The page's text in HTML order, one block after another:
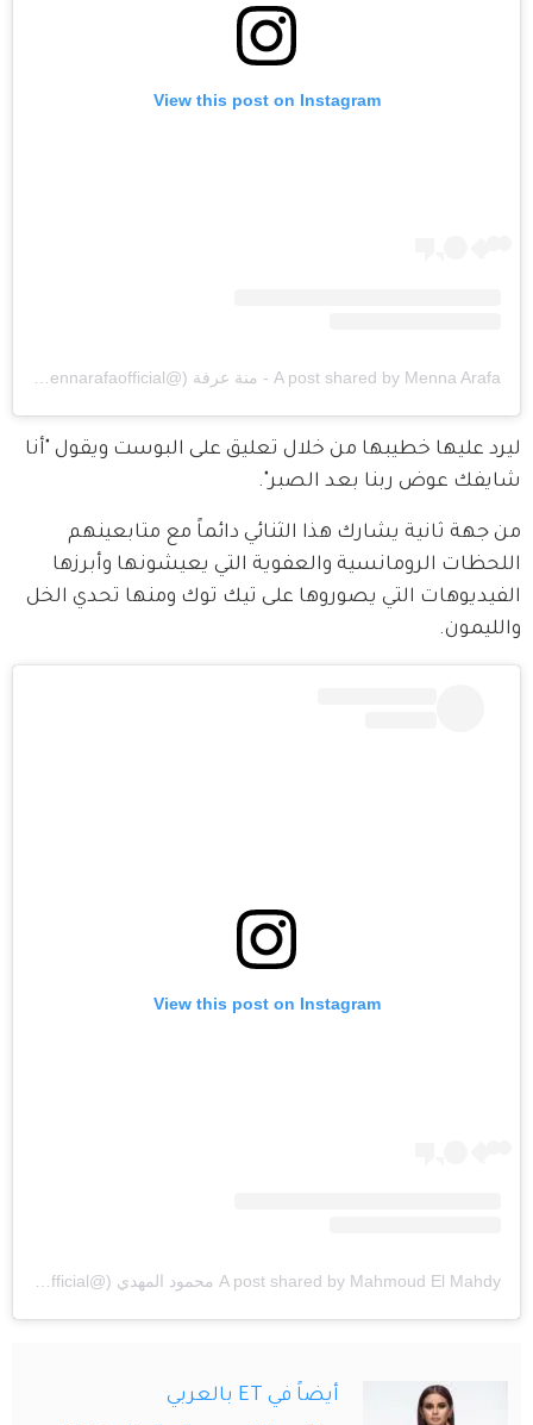
View this post on Instagram
ليرد عليها خطيبها من خلال تعليق على البوست ويقول "أنا
شايفك عوض ربنا بعد الصبر".
من جهة ثانية يشارك هذا الثنائي دائماً مع متابعينهم
اللحظات الرومانسية والعفوية التي يعيشونها وأبرزها
الفيديوهات التي يصوروها على تيك توك ومنها تحدي الخل
والليمون.
View this post on Instagram
A post shared by Mahmoud El Mahdy محمود المهدي (@mahmoudelmahdyofficial)
أيضاً في ET بالعربي